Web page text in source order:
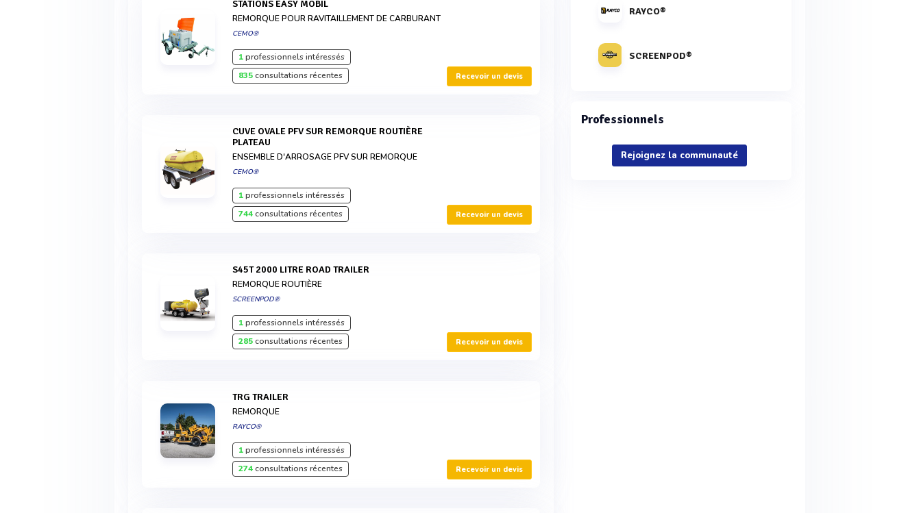
STATIONS EASY MOBIL
REMORQUE POUR RAVITAILLEMENT DE CARBURANT
CEMO®
1professionnels intéressés
835consultations récentes Recevoir un devis
CUVE OVALE PFV SUR REMORQUE ROUTIÈRE
PLATEAU
ENSEMBLE D'ARROSAGE PFV SUR REMORQUE
CEMO®
1professionnels intéressés
744consultations récentes Recevoir un devis
S45T 2000 LITRE ROAD TRAILER
REMORQUE ROUTIÈRE
SCREENPOD®
1professionnels intéressés
285consultations récentes Recevoir un devis
TRG TRAILER
REMORQUE
RAYCO®
1professionnels intéressés
274consultations récentes Recevoir un devis
RAYCO®
SCREENPOD®
Professionnels
Rejoignez la communauté